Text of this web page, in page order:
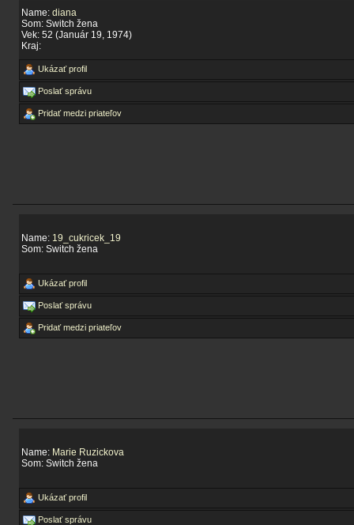
Name: diana
Som: Switch žena
Vek: 52 (Január 19, 1974)
Kraj:
Ukázať profil
Poslať správu
Pridať medzi priateľov
Name: 19_cukricek_19
Som: Switch žena
Ukázať profil
Poslať správu
Pridať medzi priateľov
Name: Marie Ruzickova
Som: Switch žena
Ukázať profil
Poslať správu